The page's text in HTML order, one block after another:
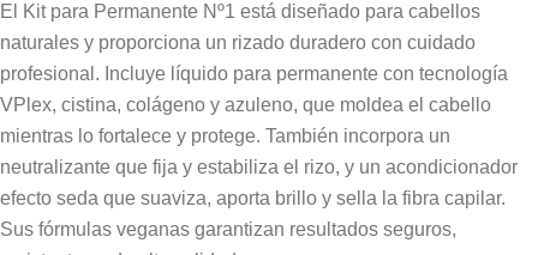
El Kit para Permanente Nº1 está diseñado para cabellos
naturales y proporciona un rizado duradero con cuidado
profesional. Incluye líquido para permanente con tecnología
VPlex, cistina, colágeno y azuleno, que moldea el cabello
mientras lo fortalece y protege. También incorpora un
neutralizante que fija y estabiliza el rizo, y un acondicionador
efecto seda que suaviza, aporta brillo y sella la fibra capilar.
Sus fórmulas veganas garantizan resultados seguros,